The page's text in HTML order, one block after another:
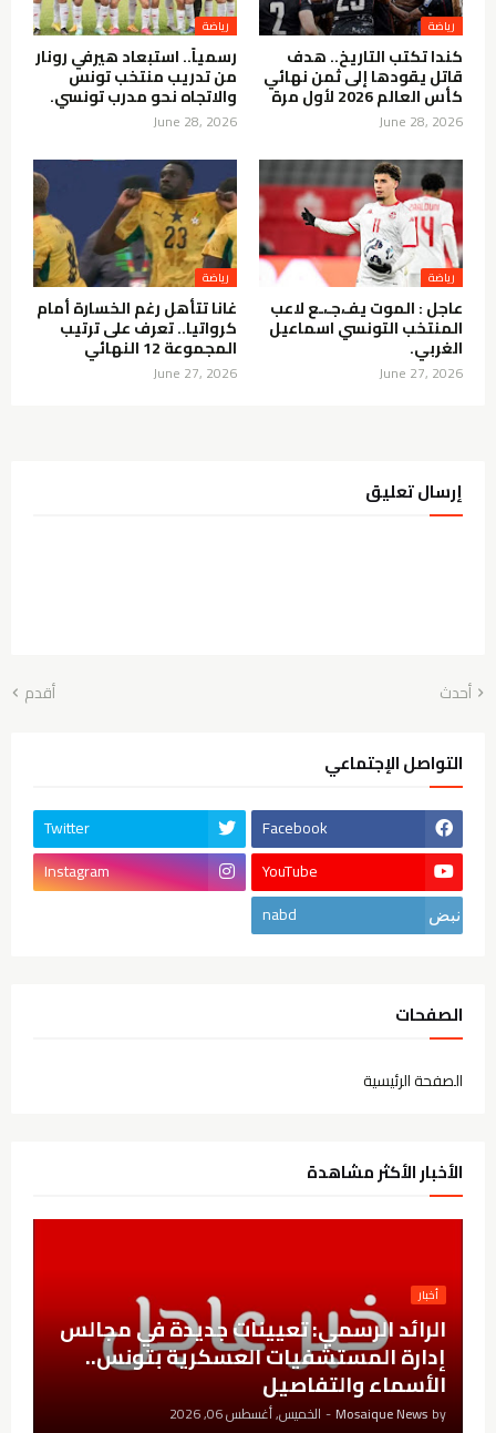
رياضة
كندا تكتب التاريخ.. هدف
قاتل يقودها إلى ثمن نهائي
كأس العالم 2026 لأول مرة
June 28, 2026
رياضة
رسمياً.. استبعاد هيرفي رونار
من تدريب منتخب تونس
والاتجاه نحو مدرب تونسي.
June 28, 2026
رياضة
عاجل : الموت يفـ،جـ،ـع لاعب
المنتخب التونسي اسماعيل
الغربي.
June 27, 2026
رياضة
غانا تتأهل رغم الخسارة أمام
كرواتيا.. تعرف على ترتيب
المجموعة 12 النهائي
June 27, 2026
إرسال تعليق
أحدث أقدم
التواصل الإجتماعي
Facebook
Twitter
YouTube
Instagram
nabd
الصفحات
الصفحة الرئيسية
الأخبار الأكثر مشاهدة
أخبار
الرائد الرسمي: تعيينات جديدة في مجالس
إدارة المستشفيات العسكرية بتونس..
الأسماء والتفاصيل
by
Mosaique News
- الخميس, أغسطس 06, 2026